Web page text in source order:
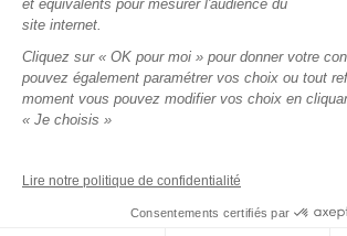
-
-
Mentions légales
-
Nous suivre sur les